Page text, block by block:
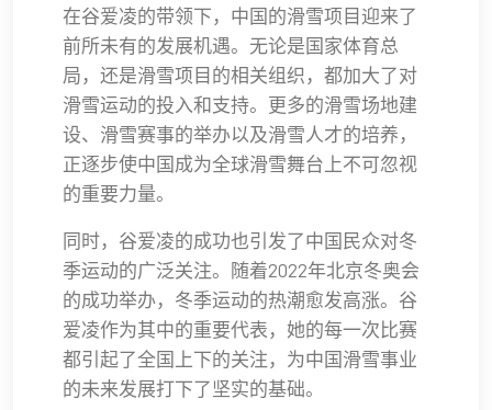
在谷爱凌的带领下，中国的滑雪项目迎来了
前所未有的发展机遇。无论是国家体育总
局，还是滑雪项目的相关组织，都加大了对
滑雪运动的投入和支持。更多的滑雪场地建
设、滑雪赛事的举办以及滑雪人才的培养，
正逐步使中国成为全球滑雪舞台上不可忽视
的重要力量。
同时，谷爱凌的成功也引发了中国民众对冬
季运动的广泛关注。随着2022年北京冬奥会
的成功举办，冬季运动的热潮愈发高涨。谷
爱凌作为其中的重要代表，她的每一次比赛
都引起了全国上下的关注，为中国滑雪事业
的未来发展打下了坚实的基础。